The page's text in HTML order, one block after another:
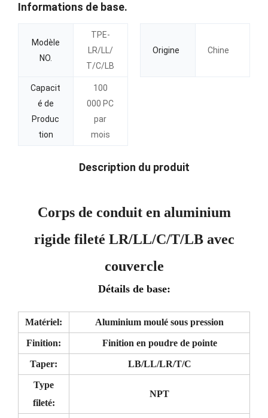
Informations de base.
Modèle
NO.
TPE-
LR/LL/
T/C/LB
Origine Chine
Capacit
é de
Produc
tion
100
000 PC
par
mois
Description du produit
Corps de conduit en aluminium
rigide fileté LR/LL/C/T/LB avec
couvercle
Détails de base:
Matériel: Aluminium moulé sous pression
Finition: Finition en poudre de pointe
Taper: LB/LL/LR/T/C
Type
fileté:
NPT